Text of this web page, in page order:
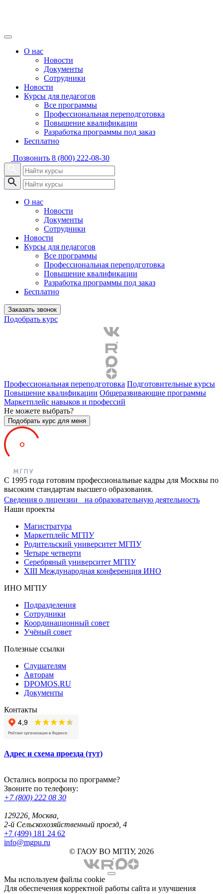
О нас
Новости
Документы
Сотрудники
Новости
Курсы для педагогов
Все программы
Профессиональная переподготовка
Повышение квалификации
Разработка программы под заказ
Бесплатно
Позвонить 8 (800) 222-08-30
О нас
Новости
Документы
Сотрудники
Новости
Курсы для педагогов
Все программы
Профессиональная переподготовка
Повышение квалификации
Разработка программы под заказ
Бесплатно
Заказать звонок
Подобрать курс
Профессиональная переподготовка Подготовительные курсы
Повышение квалификации Общеразвивающие программы
Маркетплейс навыков и профессий
Не можете выбрать?
Подобрать курс для меня
С 1995 года готовим профессиональные кадры для Москвы по
высоким стандартам высшего образования.
Сведения о лицензии на образовательную деятельность
Наши проекты
Магистратура
Маркетплейс МГПУ
Родительский университет МГПУ
Четыре четверти
Серебряный университет МГПУ
XIII Международная конференция ИНО
ИНО МГПУ
Подразделения
Сотрудники
Координационный совет
Учёный совет
Полезные ссылки
Слушателям
Авторам
DPOMOS.RU
Документы
Контакты
Адрес и схема проезда (тут)
Остались вопросы по программе?
Звоните по телефону:
+7 (800) 222 08 30
129226, Москва,
2-й Сельскохозяйственный проезд, 4
+7 (499) 181 24 62
info@mgpu.ru
© ГАОУ ВО МГПУ, 2026
Мы используем файлы cookie
Для обеспечения корректной работы сайта и улучшения